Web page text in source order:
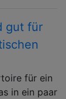
gut für
für ein
in ein paar